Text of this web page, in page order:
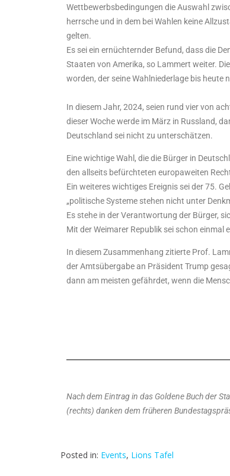
Wettbewerbsbedingungen die Auswahl
herrsche und in dem bei Wahlen keine
gelten.
Es sei ein ernüchternder Befund, dass die
Staaten von Amerika, so Lammert weiter.
worden, der seine Wahlniederlage bis heute
In diesem Jahr, 2024, seien rund vier von
dieser Woche werde im März in Russland,
Deutschland sei nicht zu unterschätzen.
Eine wichtige Wahl, die die Bürger in
den allseits befürchteten europaweiten
Ein weiteres wichtiges Ereignis sei der 75.
„politische Systeme stehen nicht unter
Es stehe in der Verantwortung der Bürger,
Mit der Weimarer Republik sei schon
In diesem Zusammenhang zitierte Prof.
der Amtsübergabe an Präsident Trump
dann am meisten gefährdet, wenn die
Nach dem Eintrag in das Goldene Buch der
(rechts) danken dem früheren
Posted in: Events, Lions Tafel